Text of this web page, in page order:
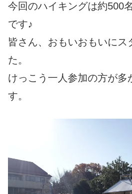
今回のハイキングは約500
です♪
皆さん、おもいおもいにス
た。
けっこう一人参加の方が多
す。